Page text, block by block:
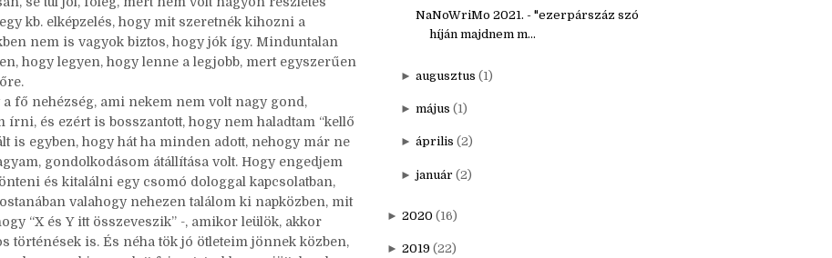
a grafikon szerint, átálljon az agyam a
se túl jól, főleg, mert nem volt nagyon részletes
kb. elképzelés, hogy mit szeretnék kihozni a
nem is vagyok biztos, hogy jók így. Minduntalan
hogy legyen, hogy lenne a legjobb, mert egyszerűen
fő nehézség, ami nekem nem volt nagy gond,
és ezért is bosszantott, hogy nem haladtam “kellő
is egyben, hogy hát ha minden adott, nehogy már ne
gondolkodásom átállítása volt. Hogy engedjem
és kitalálni egy csomó dologgal kapcsolatban,
2021 (7)
NaNoWriMo 2021. - "ezerpárszáz szó
► augusztus
► május (1)